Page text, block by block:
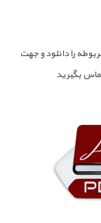
را دانلود و جهت
بگیرید